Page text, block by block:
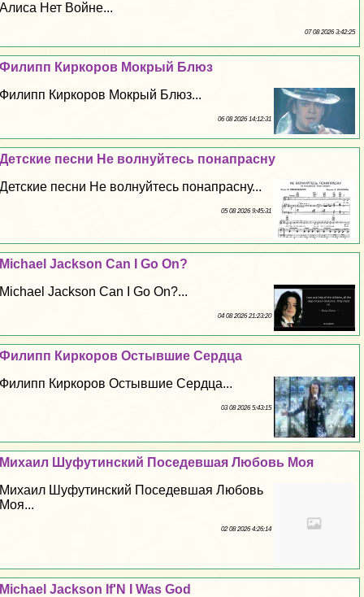
Алиса Нет Войне...
07 08 2026 3:42:25
Филипп Киркоров Мокрый Блюз
Филипп Киркоров Мокрый Блюз...
06 08 2026 14:12:31
Детские песни Не волнуйтесь понапрасну
Детские песни Не волнуйтесь понапрасну...
05 08 2026 9:45:31
Michael Jackson Can I Go On?
Michael Jackson Can I Go On?...
04 08 2026 21:23:20
Филипп Киркоров Остывшие Сердца
Филипп Киркоров Остывшие Сердца...
03 08 2026 5:43:15
Михаил Шуфутинский Поседевшая Любовь Моя
Михаил Шуфутинский Поседевшая Любовь
Моя...
02 08 2026 4:26:14
Michael Jackson If'N I Was God